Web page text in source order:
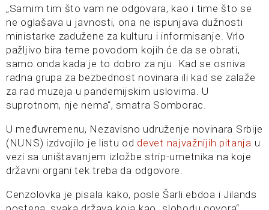
„Samim tim što vam ne odgovara, kao i time što se
ne oglašava u javnosti, ona ne ispunjava dužnosti
ministarke zadužene za kulturu i informisanje. Vrlo
pažljivo bira teme povodom kojih će da se obrati,
samo onda kada je to dobro za nju. Kad se osniva
radna grupa za bezbednost novinara ili kad se zalaže
za rad muzeja u pandemijskim uslovima. U
suprotnom, nje nema“, smatra Somborac.
U međuvremenu, Nezavisno udruženje novinara Srbije
(NUNS) izdvojilo je listu od devet najvažnijih pitanja u
vezi sa uništavanjem izložbe strip-umetnika na koje
državni organi tek treba da odgovore.
Cenzolovka je pisala kako, posle Šarli ebdoa i Jilands